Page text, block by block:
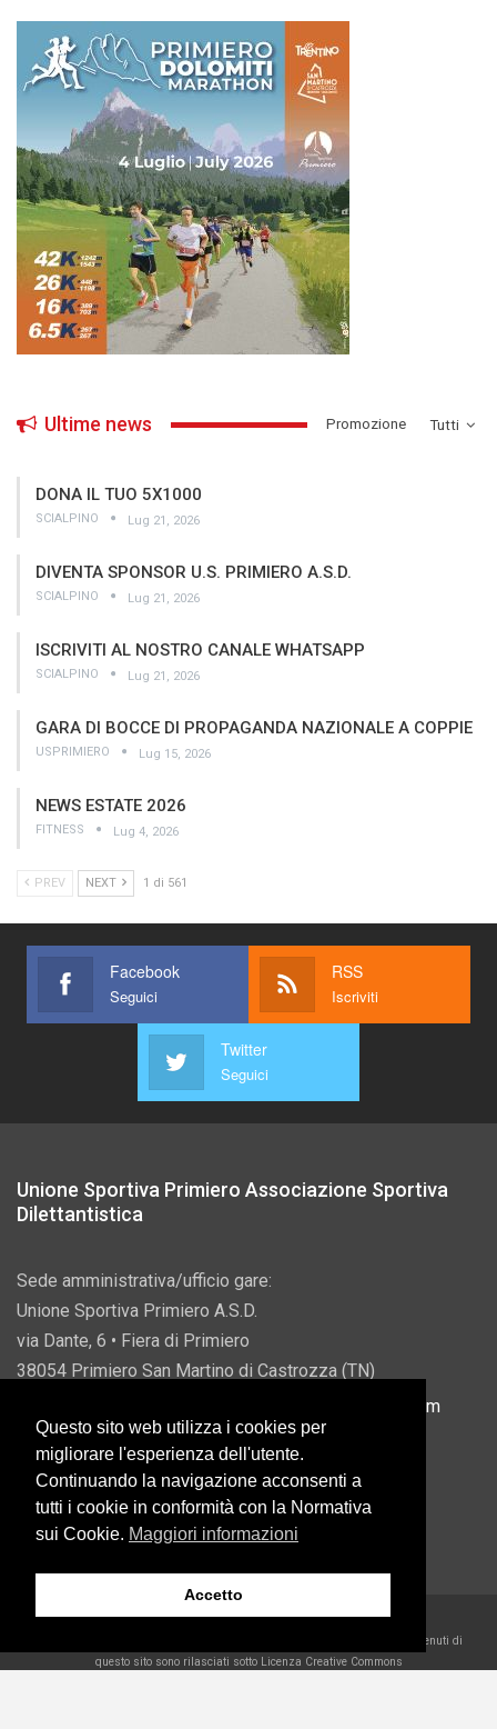
Tutti
Ultime news ­Promozione
DONA IL TUO 5X1000
SCIALPINO Lug 21, 2026
DIVENTA SPONSOR U.S. PRIMIERO A.S.D.
SCIALPINO Lug 21, 2026
ISCRIVITI AL NOSTRO CANALE WHATSAPP
SCIALPINO Lug 21, 2026
GARA DI BOCCE DI PROPAGANDA NAZIONALE A COPPIE
USPRIMIERO Lug 15, 2026
NEWS ESTATE 2026
FITNESS Lug 4, 2026
PREV NEXT 1 di 561
Facebook
Seguici
RSS
Iscriviti
Twitter
Seguici
Unione Sportiva Primiero Associazione Sportiva
Dilettantistica
Sede amministrativa/ufficio gare:
Unione Sportiva Primiero A.S.D.
via Dante, 6 • Fiera di Primiero
38054 Primiero San Martino di Castrozza (TN)
info@usprimiero.com
Vantaggi da Pubblica Amministrazione
Eccetto dove diversamente specificato, i contenuti di
questo sito sono rilasciati sotto Licenza Creative Commons
Questo sito web utilizza i cookies per
migliorare l'esperienza dell'utente.
Continuando la navigazione acconsenti a
tutti i cookie in conformità con la Normativa
sui Cookie. Maggiori informazioni
Accetto